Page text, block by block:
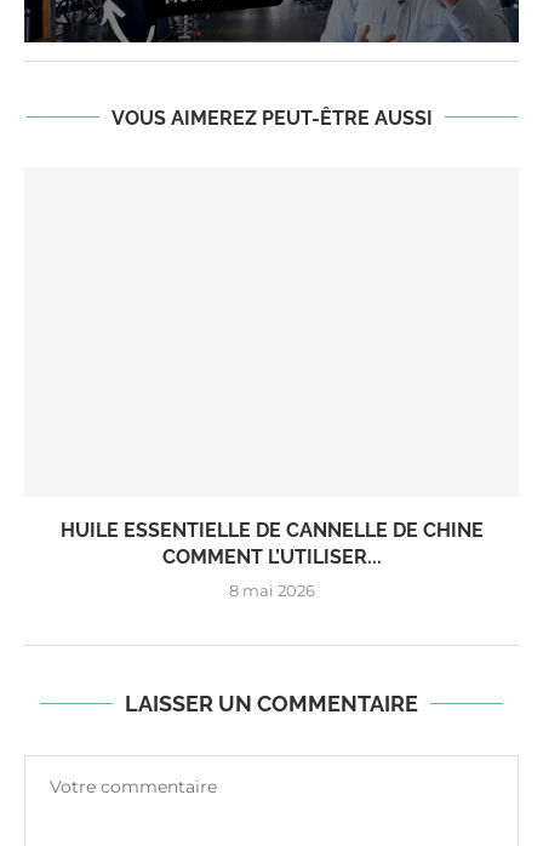
VOUS AIMEREZ PEUT-ÊTRE AUSSI
HUILE ESSENTIELLE DE CANNELLE DE CHINE
COMMENT L’UTILISER...
8 mai 2026
LAISSER UN COMMENTAIRE